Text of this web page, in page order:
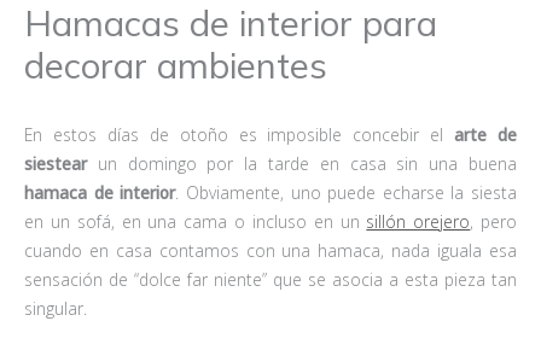
Hamacas de interior para
decorar ambientes
En estos días de otoño es imposible concebir elarte de
siestearun domingo por la tarde en casa sin una buena
hamaca de interior. Obviamente, uno puede echarse la siesta
en un sofá, en una cama o incluso en un sillón orejero, pero
cuando en casa contamos con una hamaca, nada iguala esa
sensación de “dolce far niente” que se asocia a esta pieza tan
singular.